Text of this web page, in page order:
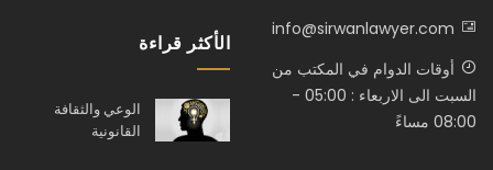
info@sirwanlawyer.com
أوقات الدوام في المكتب من
السبت الى الاربعاء : 05:00 -
08:00 مساءً
الأكثر قراءة
الوعي والثقافة
القانونية